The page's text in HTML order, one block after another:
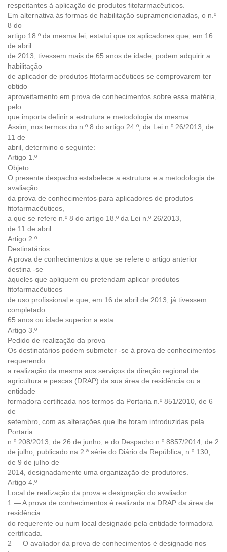
respeitantes à aplicação de produtos fitofarmacêuticos.
Em alternativa às formas de habilitação supramencionadas, o n.º
8 do
artigo 18.º da mesma lei, estatuí que os aplicadores que, em 16
de abril
de 2013, tivessem mais de 65 anos de idade, podem adquirir a
habilitação
de aplicador de produtos fitofarmacêuticos se comprovarem ter
obtido
aproveitamento em prova de conhecimentos sobre essa matéria,
pelo
que importa definir a estrutura e metodologia da mesma.
Assim, nos termos do n.º 8 do artigo 24.º, da Lei n.º 26/2013, de
11 de
abril, determino o seguinte:
Artigo 1.º
Objeto
O presente despacho estabelece a estrutura e a metodologia de
avaliação
da prova de conhecimentos para aplicadores de produtos
fitofarmacêuticos,
a que se refere n.º 8 do artigo 18.º da Lei n.º 26/2013,
de 11 de abril.
Artigo 2.º
Destinatários
A prova de conhecimentos a que se refere o artigo anterior
destina -se
àqueles que apliquem ou pretendam aplicar produtos
fitofarmacêuticos
de uso profissional e que, em 16 de abril de 2013, já tivessem
completado
65 anos ou idade superior a esta.
Artigo 3.º
Pedido de realização da prova
Os destinatários podem submeter -se à prova de conhecimentos
requerendo
a realização da mesma aos serviços da direção regional de
agricultura e pescas (DRAP) da sua área de residência ou a
entidade
formadora certificada nos termos da Portaria n.º 851/2010, de 6
de
setembro, com as alterações que lhe foram introduzidas pela
Portaria
n.º 208/2013, de 26 de junho, e do Despacho n.º 8857/2014, de 2
de julho, publicado na 2.ª série do Diário da República, n.º 130,
de 9 de julho de
2014, designadamente uma organização de produtores.
Artigo 4.º
Local de realização da prova e designação do avaliador
1 — A prova de conhecimentos é realizada na DRAP da área de
residência
do requerente ou num local designado pela entidade formadora
certificada.
2 — O avaliador da prova de conhecimentos é designado nos